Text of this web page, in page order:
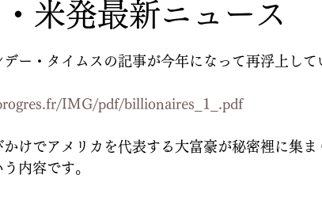
米発最新ニュース
ー・タイムスの記事が今年になって再浮上して
IMG/pdf/billionaires_1_.pdf
かけでアメリカを代表する大富豪が秘密裡に集
内容です。